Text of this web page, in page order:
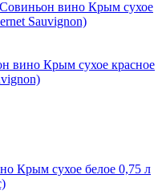
вино Крым сухое красное